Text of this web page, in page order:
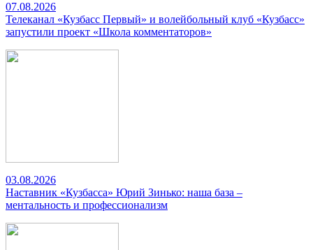
07.08.2026
Телеканал «Кузбасс Первый» и волейбольный клуб «Кузбасс»
запустили проект «Школа комментаторов»
03.08.2026
Наставник «Кузбасса» Юрий Зинько: наша база –
ментальность и профессионализм